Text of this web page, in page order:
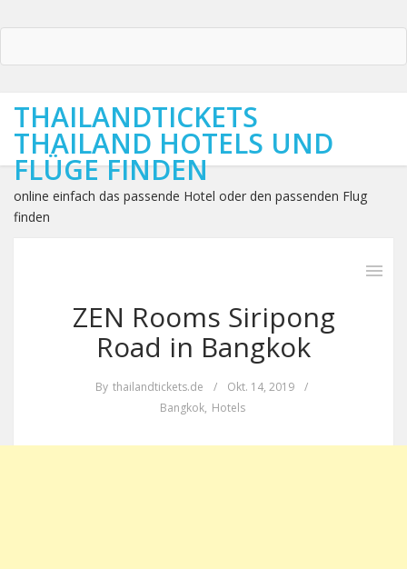
THAILANDTICKETS
THAILAND HOTELS UND
FLÜGE FINDEN
online einfach das passende Hotel oder den passenden Flug
finden
ZEN Rooms Siripong
Road in Bangkok
By thailandtickets.de / Okt. 14, 2019
/
Bangkok, Hotels